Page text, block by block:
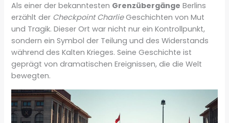
Als einer der bekanntesten Grenzübergänge Berlins
erzählt der Checkpoint CharlieGeschichten von Mut
und Tragik. Dieser Ort war nicht nur ein Kontrollpunkt,
sondern ein Symbol der Teilung und des Widerstands
während des Kalten Krieges. Seine Geschichte ist
geprägt von dramatischen Ereignissen, die die Welt
bewegten.